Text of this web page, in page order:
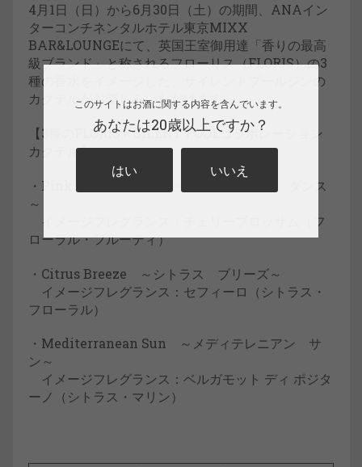
4月1日（日）から6月30日（土）の期間、ANAイン
ターコンチネンタルホテル東京MIXX
BAR&LOUNGEにて、英国王室御用達「香りの最高
級ブランド」と称されるフローリス（FLORIS）の3
種の香水をイメージした、サイレントプールジンの
カクテルがお楽しみいただけます。
【3種のFLORIS × SILENT POOLコラボレーション
カクテル】
・Pink Petals Dance ～ピンクペタルス ダンス
～
イメージフレグランス：チェリーブロッサム（フ
ローラル・フルーティ）
・Citrus Breeze ～シトラス ブリーズ～
イメージフレグランス：セフィーロ（シトラス・
フローラル）
・Mediterranean Sun ～メディテレニアン サ
ン～
イメージフレグランス：ベルガモット ディ ポジタ
ーノ（シトラス・マリン）
このサイトはお酒に関する内容を含んでいます。
あなたは20歳以上ですか？
はい いいえ